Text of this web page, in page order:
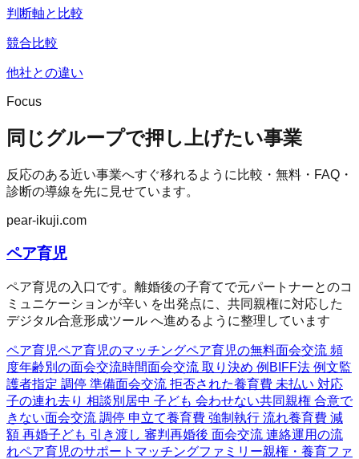
判断軸と比較
競合比較
他社との違い
Focus
同じグループで押し上げたい事業
反応のある近い事業へすぐ移れるように比較・無料・FAQ・
診断の導線を先に見せています。
pear-ikuji.com
ペア育児
ペア育児の入口です。離婚後の子育てで元パートナーとのコ
ミュニケーションが辛い を出発点に、共同親権に対応した
デジタル合意形成ツール へ進めるように整理しています
ペア育児ペア育児のマッチングペア育児の無料面会交流 頻
度年齢別の面会交流時間面会交流 取り決め 例 BIFF法 例文監
護者指定 調停 準備面会交流 拒否された養育費 未払い 対応
子の連れ去り 相談別居中 子ども 会わせない共同親権 合意で
きない面会交流 調停 申立て養育費 強制執行 流れ養育費 減
額 再婚子ども 引き渡し 審判 再婚後 面会交流 連絡運用の流
れペア育児のサポート マッチングファミリー親権・養育ファ